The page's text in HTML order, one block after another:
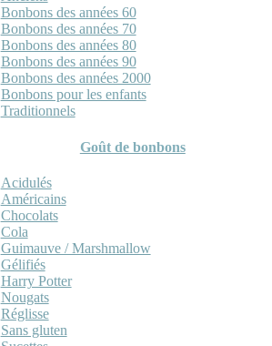
Bonbons des années 60
Bonbons des années 70
Bonbons des années 80
Bonbons des années 90
Bonbons des années 2000
Bonbons pour les enfants
Traditionnels
Goût de bonbons
Acidulés
Américains
Chocolats
Cola
Guimauve / Marshmallow
Gélifiés
Harry Potter
Nougats
Réglisse
Sans gluten